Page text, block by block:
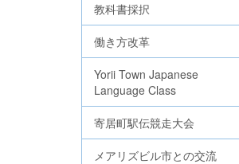
教科書採択
働き方改革
Yorii Town Japanese
Language Class
寄居町駅伝競走大会
メアリズビル市との交流